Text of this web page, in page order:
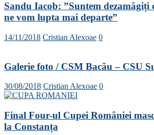
Sandu Iacob: ”Suntem dezamăgiți
ne vom lupta mai departe”
14/11/2018 Cristian Alexoae 0
Galerie foto / CSM Bacău – CSU
30/08/2018 Cristian Alexoae 0
Final Four-ul Cupei României
la Constanța